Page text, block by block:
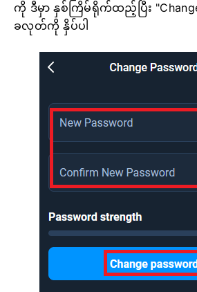
ကို ဒီမှာ နှစ်ကြိမ်ရိုက်ထည့်ပြီး
ခလုတ်ကို နှိပ်ပါ